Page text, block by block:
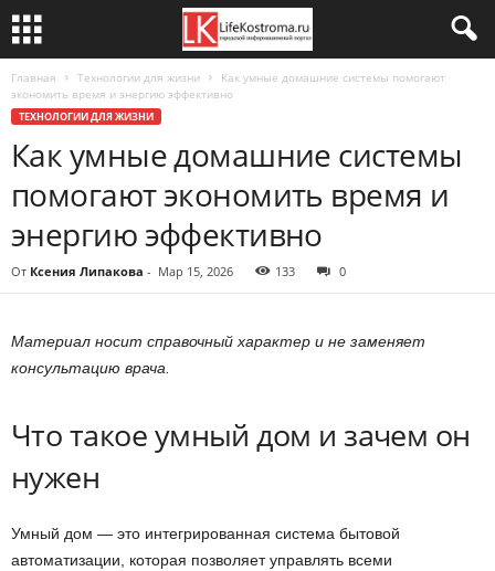
Главная Технологии для жизни
Как умные домашние системы помогают
экономить время и энергию эффективно
ТЕХНОЛОГИИ ДЛЯ ЖИЗНИ
Как умные домашние системы
помогают экономить время и
энергию эффективно
От Ксения Липакова - Мар 15, 2026 133 0
Материал носит справочный характер и не заменяет
консультацию врача.
Что такое умный дом и зачем он
нужен
Умный дом — это интегрированная система бытовой
автоматизации, которая позволяет управлять всеми